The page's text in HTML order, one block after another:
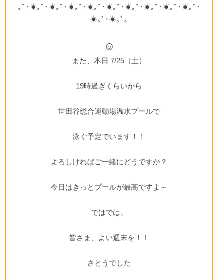
｡ﾟ･☀｡ﾟ･☀｡ﾟ･☀｡ﾟ･☀｡ﾟ･☀｡ﾟ･☀｡ﾟ･☀｡ﾟ･☀｡ﾟ･☀｡ﾟ･
☀｡ﾟ･☀｡ﾟ｡
☺
また、本日 7/25（土）
19時過ぎくらいから
世田谷総合運動場温水プールで
泳ぐ予定でいます！！
よろしければご一緒にどうですか？
今日はきっとプールが最高ですよ～
ではでは、
皆さま、よい週末を！！
さとうでした